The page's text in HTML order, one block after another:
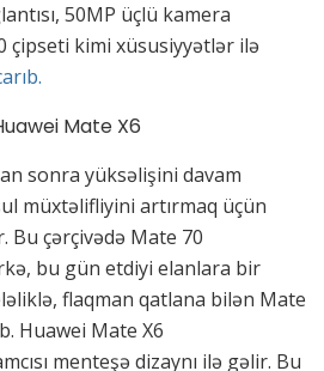
50MP üçlü kamera
çipseti kimi xüsusiyyətlər ilə
sonra yüksəlişini davam
müxtəlifliyini artırmaq üçün
Bu çərçivədə Mate 70
bu gün etdiyi elanlara bir
flaqman qatlana bilən Mate
Huawei Mate X6
menteşə dizaynı ilə gəlir. Bu